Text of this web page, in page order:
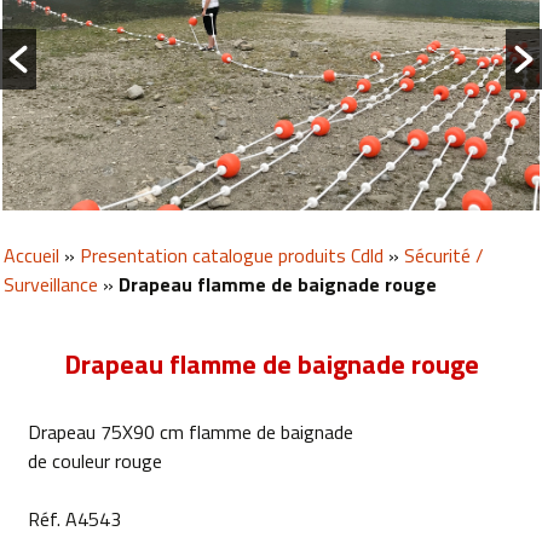
Accueil » Presentation catalogue produits Cdld » Sécurité /
Surveillance » Drapeau flamme de baignade rouge
Drapeau flamme de baignade rouge
Drapeau 75X90 cm flamme de baignade
de couleur rouge
Réf. A4543